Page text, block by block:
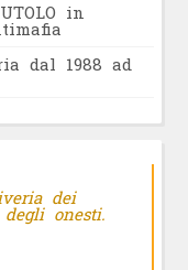
in
dal 1988 ad
dei
onesti.